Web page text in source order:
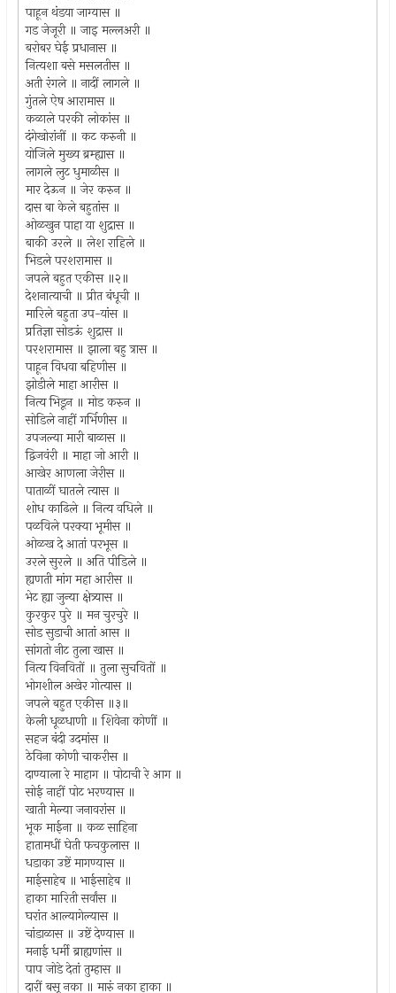
पाहून थंडया जाग्यास ॥
गड जेजूरी ॥ जाइ मल्लअरी ॥
बरोबर घेई प्रधानास ॥
नित्यशा बसे मसलतीस ॥
अती रंगले ॥ नादीं लागले ॥
गुंतले ऐष आरामास ॥
कळाले परकी लोकांस ॥
दंगेखोरांनीं ॥ कट करुनी ॥
योजिले मुख्य ब्रम्ह्यास ॥
लागले लुट धुमाळीस ॥
मार देऊन ॥ जेर करुन ॥
दास बा केले बहुतांस ॥
ओळखुन पाहा या शुद्रास ॥
बाकी उरले ॥ लेश राहिले ॥
भिडले परशरामास ॥
जपले बहुत एकीस ॥२॥
देशनात्याची ॥ प्रीत बंधूची ॥
मारिले बहुता उप-यांस ॥
प्रतिज्ञा सोडऊं शुद्रास ॥
परशरामास ॥ झाला बहु त्रास ॥
पाहून विधवा बहिणीस ॥
झोडीले माहा आरीस ॥
नित्य भिडून ॥ मोड करुन ॥
सोडिले नाहीं गर्भिणीस ॥
उपजल्या मारी बाळास ॥
द्विजवंरी ॥ माहा जो आरी ॥
आखेर आणला जेरीस ॥
पाताळीं घातले त्यास ॥
शोध काढिले ॥ नित्य वधिले ॥
पळविले परक्या भूमीस ॥
ओळख दे आतां परभूस ॥
उरले सुरले ॥ अति पीडिले ॥
ह्यणती मांग महा आरीस ॥
भेट ह्या जुन्या क्षेत्र्यास ॥
कुरकुर पुरे ॥ मन चुरचुरे ॥
सोड सुडाची आतां आस ॥
सांगतो नीट तुला खास ॥
नित्य विनवितों ॥ तुला सुचवितों ॥
भोगशील अखेर गोत्यास ॥
जपले बहुत एकीस ॥३॥
केली धूळधाणी ॥ शिवेना कोणीं ॥
सहज बंदी उदमांस ॥
ठेविना कोणी चाकरीस ॥
दाण्याला रे माहाग ॥ पोटाची रे आग ॥
सोई नाहीं पोट भरण्यास ॥
खाती मेल्या जनावरांस ॥
भूक माईना ॥ कळ साहिना
हातामधीं घेती फचकुलास ॥
धडाका उष्टें मागण्यास ॥
माईसाहेब ॥ भाईसाहेब ॥
हाका मारिती सर्वांस ॥
घरांत आल्यागेल्यास ॥
चांडाळास ॥ उष्टें देण्यास ॥
मनाई धर्मी ब्राह्यणांस ॥
पाप जोडे देतां तुम्हास ॥
दारीं बसू नका ॥ मारुं नका हाका ॥